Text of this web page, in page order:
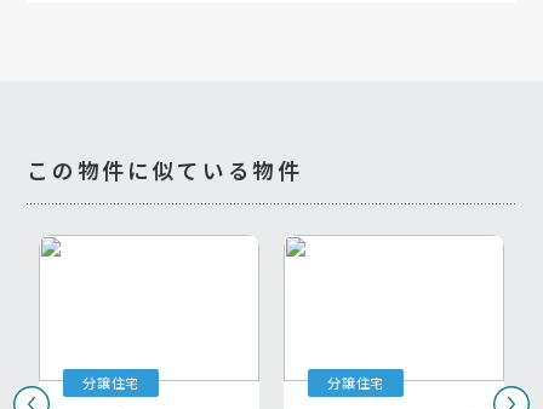
この物件に似ている物件
分譲住宅 分譲住宅